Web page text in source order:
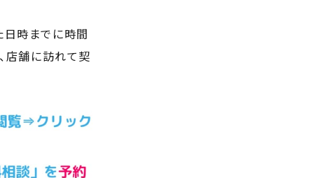
日時までに時間
店舗に訪れて契